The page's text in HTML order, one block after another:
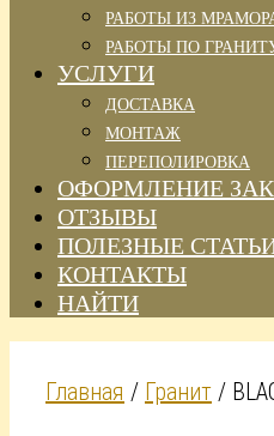
РАБОТЫ ИЗ
РАБОТЫ ПО
УСЛУГИ
ДОСТАВКА
МОНТАЖ
ПЕРЕПОЛИРОВКА
ОФОРМЛЕНИЕ
ОТЗЫВЫ
ПОЛЕЗНЫЕ
КОНТАКТЫ
НАЙТИ
Главная / Гранит /